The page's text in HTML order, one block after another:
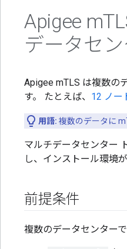
Apigee m
データセ
Apigee mTLS は複数の
す。 たとえば、 12 ノー
用語: 複数のデータに
マルチデータセンター
し、インストール環境
前提条件
複数のデータセンター